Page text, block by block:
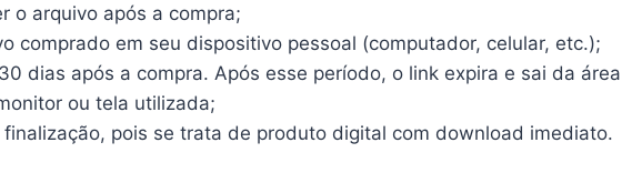
o arquivo após a compra;
comprado em seu dispositivo pessoal (computador, celular, etc.);
dias após a compra. Após esse período, o link expira e sai da
ou tela utilizada;
pois se trata de produto digital com download imediato.